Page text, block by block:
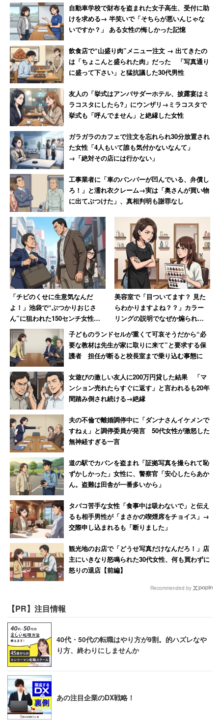
自動車学校で財布を盗まれた女子高生、受付に助
けを求める→ 半笑いで「そちらが悪いんじゃな
いですか？」 ある女性の悔しかった記憶
飲食店で“山盛り肉”メニュー注文 → 出てきたの
は「ちょこんと盛られた肉」だった 「写真通り
に盛って下さい」と猛抗議した30代男性
友人の「挙式はアンバサダーホテル、披露宴はミ
ラコスタにしたら?」にウンザリ→ミラコスタで
挙式も「呼んでません」と絶縁した女性
ガラガラのカフェで注文を忘れられ30分放置され
た女性「4人もいて誰も気付かないなんて」
→「絶対その店には行かない」
工事業者に「車のバンパーが凹んでいる、弁償し
ろ！」と濡れ衣クレーム→実は「奥さんが買い物
に出てぶつけた」、真相判明も謝罪なし
「チビのくせに生意気なんだ
よ！」池袋で“ぶつかりおじさ
ん”に狙われた150センチ女性大
柄な知人の陰に隠れて難を逃れ
た恐怖
美容室で「目ついてます？ 見た
らわかりますよね？？」カラー
リングの説明でなぜか煽られた
女性 30年後も思い出す苦い記
憶
子どものランドセルが重くて可哀そうだから“必
要な教材は先生が家に取りに来て”と要求する保
護者 担任が断ると校長室まで乗り込む事態に
女遊びの激しい友人に200万円貸した結果 「マ
ンション売れたらすぐに返す」と言われるも20年
間踏み倒され続ける→絶縁
夫の不倫で離婚調停中に「ダンナさんイケメンで
すねぇ」と調停委員が発言 50代女性が激怒した
無神経すぎる一言
道の駅でカバンを盗まれ「証拠写真を撮られて恥
ずかしかった」女性に、警察官「安心したらあか
ん。盗難は田舎が一番多いから」
タバコ苦手な女性「食事中は吸わないで」と伝え
るも相手男性が「まさかの喫煙席をチョイス」→
交際申し込まれるも「断りました」
観光地のお店で「どうせ写真だけなんだろ！」店
主にいきなり怒鳴られた30代女性、何も買わずに
怒りの退店【前編】
Recommended by
【PR】注目情報
40代・50代の転職はやり方が9割。的ハズレなや
り方、終わりにしませんか
あの注目企業のDX戦略！